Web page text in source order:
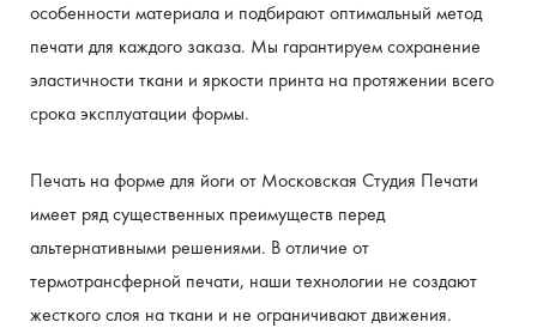
особенности материала и подбирают оптимальный метод
печати для каждого заказа. Мы гарантируем сохранение
эластичности ткани и яркости принта на протяжении всего
срока эксплуатации формы.
Печать на форме для йоги от Московская Студия Печати
имеет ряд существенных преимуществ перед
альтернативными решениями. В отличие от
термотрансферной печати, наши технологии не создают
жесткого слоя на ткани и не ограничивают движения.